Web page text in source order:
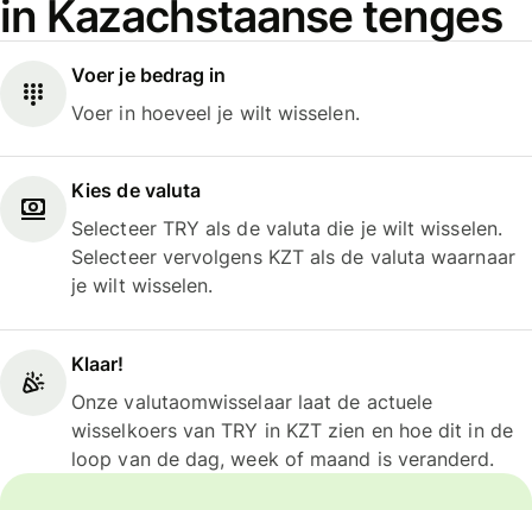
in Kazachstaanse tenges
Voer je bedrag in
Voer in hoeveel je wilt wisselen.
Kies de valuta
Selecteer TRY als de valuta die je wilt wisselen.
Selecteer vervolgens KZT als de valuta waarnaar
je wilt wisselen.
Klaar!
Onze valutaomwisselaar laat de actuele
wisselkoers van TRY in KZT zien en hoe dit in de
loop van de dag, week of maand is veranderd.